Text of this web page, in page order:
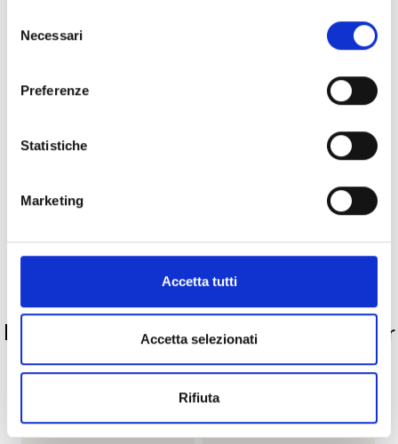
delNecessari
Preferenze
Statistiche
Marketing
Accetta tutti
Accetta selezionati
Rifiuta
Collezione
Per
Descrizione
Metalli
Pietre preziose
PRODOTTI SIMILI
La nostra selezione di prodotti scelti per
te